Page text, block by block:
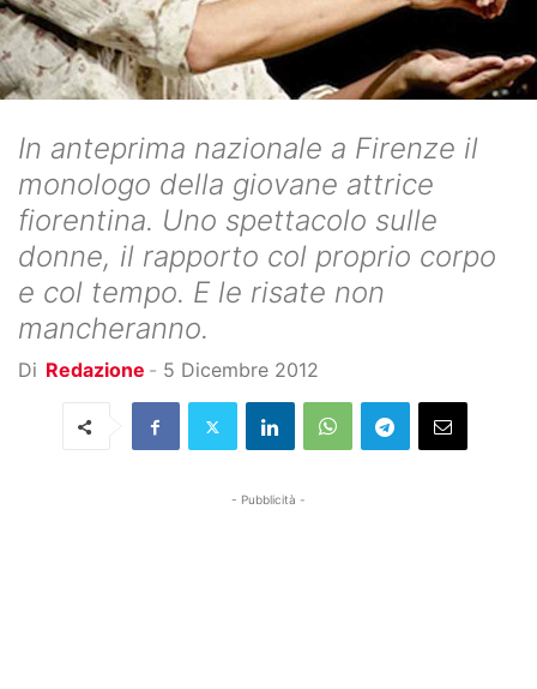
In anteprima nazionale a Firenze il
monologo della giovane attrice
fiorentina. Uno spettacolo sulle
donne, il rapporto col proprio corpo
e col tempo. E le risate non
mancheranno.
Di Redazione - 5 Dicembre 2012
- Pubblicità -